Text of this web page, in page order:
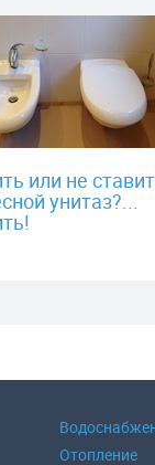
или не
унитаз?...
Отопление